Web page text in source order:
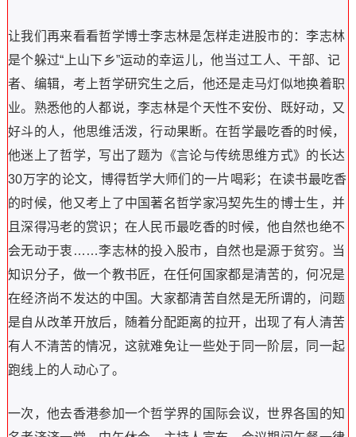
让我们再来看看哲学博士李志林是怎样走进股市的：李志林
是个躲过“上山下乡”运动的幸运儿，他当过工人、干部、记
者、编辑，考上哲学研究生之后，他还是走马灯似地换着职
业。熟悉他的人都说，李志林是个天性不安份、既好动，又
好斗的人，他思维活泼，行动果断。在哲学最吃香的时候，
他迷上了哲学，写出了题为《言论与传统思维方式》的长达
30万字的论文，博得哲学大师们的一片喝彩；在读书最吃香
的时候，他又考上了中国著名哲学家冯契先生的博士生，并
且深得冯老的赏识；在人民币最吃香的时候，他自然也绝不
会无动于衷……李志林的投入股市，自然也是源于贫穷。当
知识分子，做一个教书匠，在任何国家都是清苦的，何况是
在经济尚不发达的中国。大家都清苦自然是无所谓的，问题
是自从改革开放后，随着分配距离的拉开，出现了有人清苦
有人不清苦的情况，这就难免让一些处于同一阶层，同一起
跑线上的人动心了。
一次，他去香港参加一个哲学界的国际会议，世界各国的知